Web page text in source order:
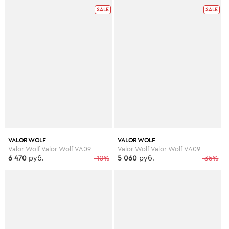
SALE
VALOR WOLF
-10%
6 470 руб.
SALE
VALOR WOLF
Valor Wolf Valor Wolf VA090AMGMD24
-35%
5 060 руб.